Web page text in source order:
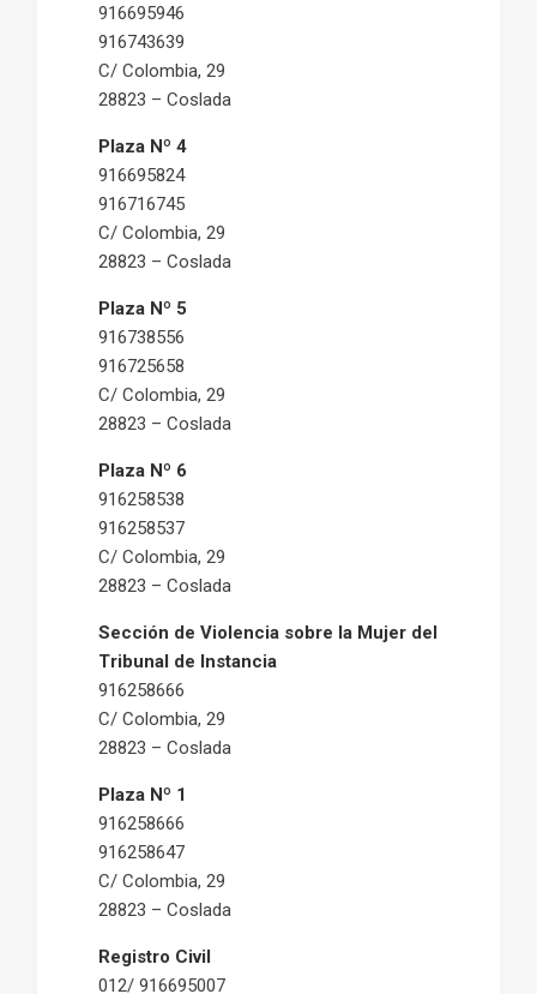
916695946
916743639
C/ Colombia, 29
28823 – Coslada
Plaza Nº 4
916695824
916716745
C/ Colombia, 29
28823 – Coslada
Plaza Nº 5
916738556
916725658
C/ Colombia, 29
28823 – Coslada
Plaza Nº 6
916258538
916258537
C/ Colombia, 29
28823 – Coslada
Sección de Violencia sobre la Mujer del
Tribunal de Instancia
916258666
C/ Colombia, 29
28823 – Coslada
Plaza Nº 1
916258666
916258647
C/ Colombia, 29
28823 – Coslada
Registro Civil
012/ 916695007